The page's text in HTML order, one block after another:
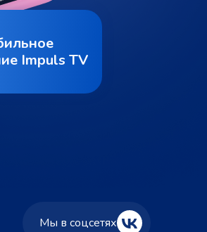
Impuls TV
Мы в соцсетях